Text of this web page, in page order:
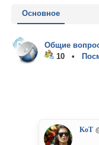
Основное
Общие
10 •
KoT